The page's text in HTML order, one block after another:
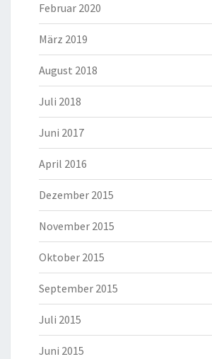
Februar 2020
März 2019
August 2018
Juli 2018
Juni 2017
April 2016
Dezember 2015
November 2015
Oktober 2015
September 2015
Juli 2015
Juni 2015